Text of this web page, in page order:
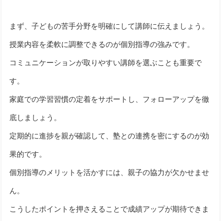
まず、子どもの苦手分野を明確にして講師に伝えましょう。
授業内容を柔軟に調整できるのが個別指導の強みです。
コミュニケーションが取りやすい講師を選ぶことも重要で
す。
家庭での学習習慣の定着をサポートし、フォローアップを徹
底しましょう。
定期的に進捗を親が確認して、塾との連携を密にするのが効
果的です。
個別指導のメリットを活かすには、親子の協力が欠かせませ
ん。
こうしたポイントを押さえることで成績アップが期待できま